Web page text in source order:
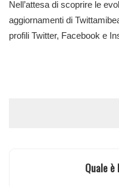
Nell’attesa di scoprire le
aggiornamenti di
profili Twitter, Facebook e
Quale